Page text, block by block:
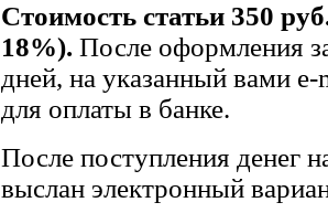
Стоимость статьи 350
18%). После оформления
дней, на указанный вами
для оплаты в банке.
После поступления денег
выслан электронный